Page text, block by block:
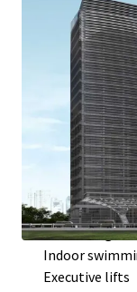
Easy access
Accessible
reach West
Airport) and
Airport and
Extensive
Grand
Generous
Indoor
Executive lifts